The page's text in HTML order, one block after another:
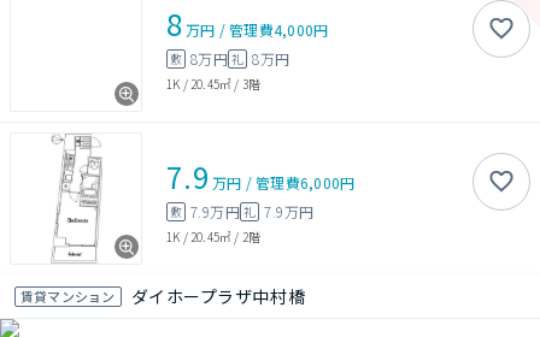
8万円 /管理費4,000円
敷 8万円礼 8万円
1K / 20.45㎡ / 3階
7.9 万円 /管理費6,000円
敷 7.9万円礼 7.9万円
1K / 20.45㎡ / 2階
賃貸マンション ダイホープラザ中村橋